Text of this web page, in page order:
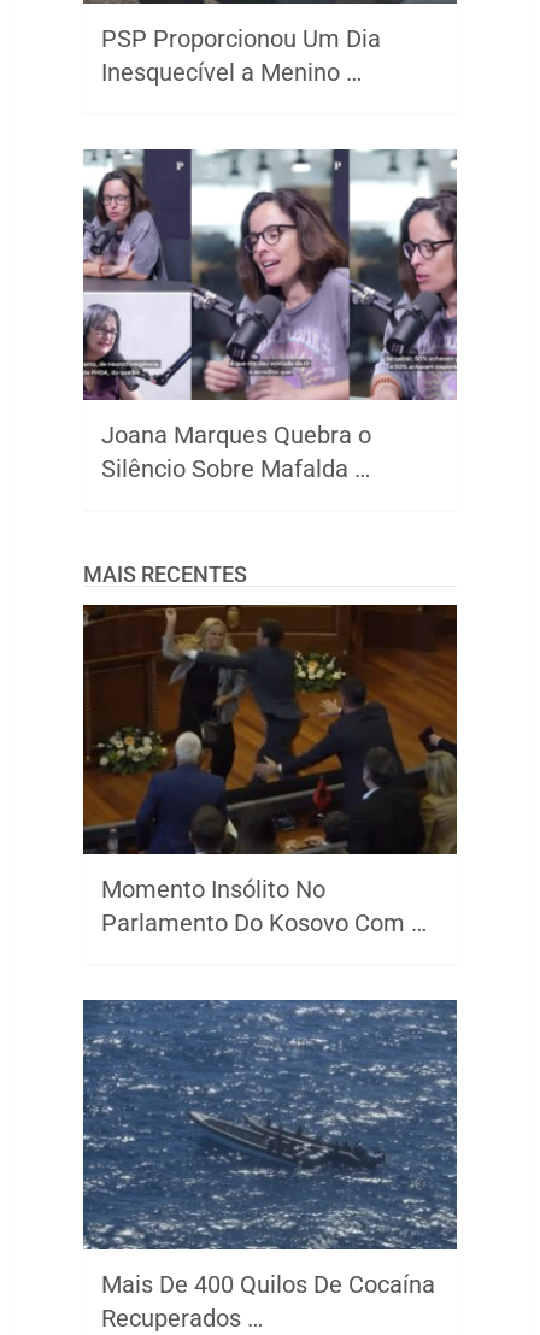
PSP Proporcionou Um Dia
Inesquecível a Menino …
Joana Marques Quebra o
Silêncio Sobre Mafalda …
MAIS RECENTES
Momento Insólito No
Parlamento Do Kosovo Com …
Mais De 400 Quilos De Cocaína
Recuperados …